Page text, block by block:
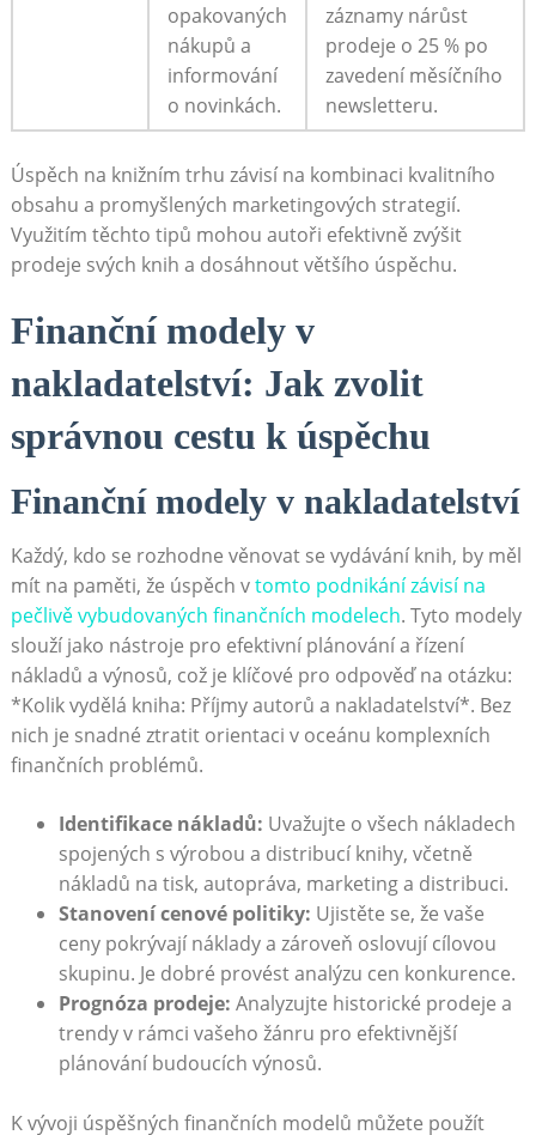
opakovaných
nákupů a
informování
o novinkách.
záznamy nárůst
prodeje o 25 % po
zavedení měsíčního
newsletteru.
Úspěch na knižním trhu závisí na kombinaci kvalitního
obsahu a promyšlených marketingových strategií.
Využitím těchto tipů mohou autoři efektivně zvýšit
prodeje svých knih a dosáhnout většího úspěchu.
Finanční modely v
nakladatelství: Jak zvolit
správnou cestu k úspěchu
Finanční modely v nakladatelství
Každý, kdo se rozhodne věnovat se vydávání knih, by měl
mít na paměti, že úspěch vtomto podnikání závisí na
pečlivě vybudovaných finančních modelech. Tyto modely
slouží jako nástroje pro efektivní plánování a řízení
nákladů a výnosů, což je klíčové pro odpověď na otázku:
*Kolik vydělá kniha: Příjmy autorů a nakladatelství*. Bez
nich je snadné ztratit orientaci v oceánu komplexních
finančních problémů.
Identifikace nákladů: Uvažujte o všech nákladech
spojených s výrobou a distribucí knihy, včetně
nákladů na tisk, autopráva, marketing a distribuci.
Stanovení cenové politiky: Ujistěte se, že vaše
ceny pokrývají náklady a zároveň oslovují cílovou
skupinu. Je dobré provést analýzu cen konkurence.
Prognóza prodeje: Analyzujte historické prodeje a
trendy v rámci vašeho žánru pro efektivnější
plánování budoucích výnosů.
K vývoji úspěšných finančních modelů můžete použít